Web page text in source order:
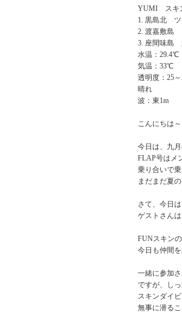
YUMI スキ
黒島北 ツ
渡嘉敷島
座間味島
水温：29.4℃
気温：33℃
透明度：25～
晴れ
波：東1m
こんにちは
今日は、九
FLAP号はメ
乗り合いで
まだまだ夏
さて、今日
ゲストさん
FUNスキン
今日も仲間
一緒に参加
ですが、し
スキンダイ
無事に潜る